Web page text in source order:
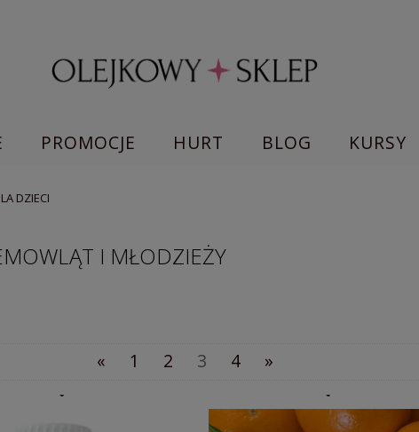
PROMOCJE HURT BLOG KURSY
DZIECI
I MŁODZIEŻY
« 1 2 3 4 »